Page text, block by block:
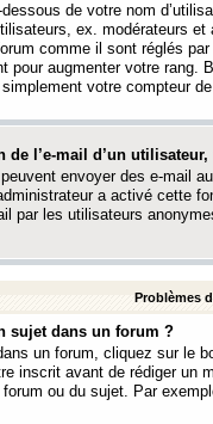
de votre nom
ex. modérateurs
comme il sont réglés
pour augmenter votre rang.
votre compteur
l’e-mail d’un
envoyer des e-mail
a activé cette
par les utilisateurs
Problèmes
sujet dans un forum ?
un forum, cliquez sur le
inscrit avant de rédiger
forum ou du sujet. Par